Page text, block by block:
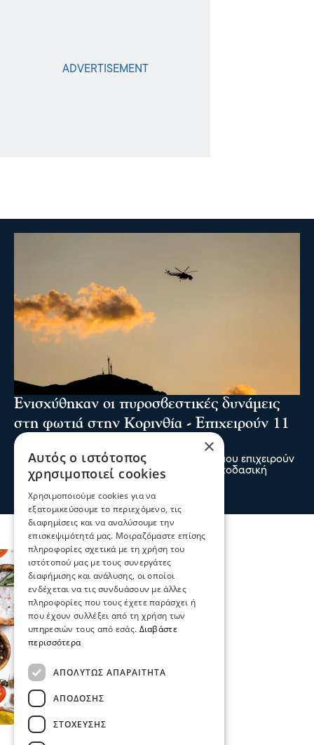
Ενισχύθηκαν οι πυροσβεστικές δυνάμεις
στη φωτιά στην Κορινθία - Επιχειρούν 11
εναέρια μέσα
Ενισχύθηκαν οι πυροσβεστικές δυνάμεις που επιχειρούν
στην πυρκαγιά που έχει ξεσπάσει σε αγροτοδασική
έκταση, στην περιοχή Στεφάνι Κορίνθου.
07 Αυγ 2026, 20:24
×
Αυτός ο ιστότοπος
χρησιμοποιεί cookies
Χρησιμοποιούμε cookies για να
εξατομικεύσουμε το περιεχόμενο, τις
διαφημίσεις και να αναλύσουμε την
επισκεψιμότητά μας. Μοιραζόμαστε επίσης
πληροφορίες σχετικά με τη χρήση του
ιστότοπού μας με τους συνεργάτες
διαφήμισης και ανάλυσης, οι οποίοι
ενδέχεται να τις συνδυάσουν με άλλες
πληροφορίες που τους έχετε παράσχει ή
που έχουν συλλέξει από τη χρήση των
υπηρεσιών τους από εσάς. Διαβάστε
περισσότερα
ΑΠΟΛΎΤΩΣ ΑΠΑΡΑΊΤΗΤΑ
ΑΠΌΔΟΣΗΣ
ΣΤΌΧΕΥΣΗΣ